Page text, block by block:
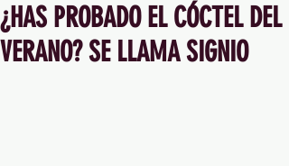
¿HAS PROBADO EL CÓCTEL DEL
VERANO? SE LLAMA SIGNIO